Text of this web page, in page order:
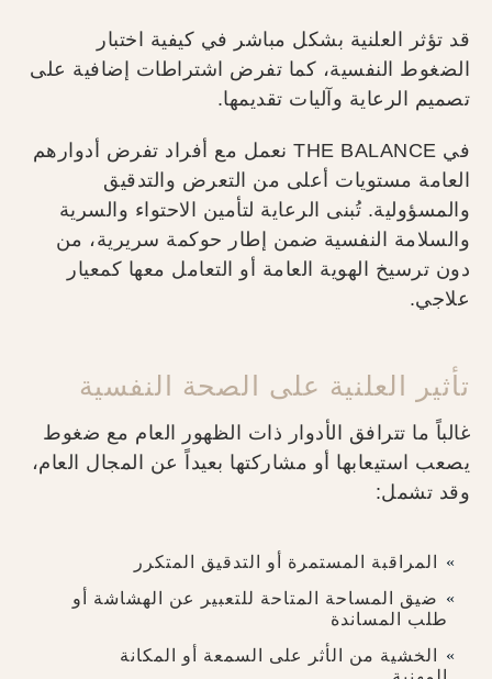
قد تؤثر العلنية بشكل مباشر في كيفية اختبار
الضغوط النفسية، كما تفرض اشتراطات إضافية على
تصميم الرعاية وآليات تقديمها.
في THE BALANCE نعمل مع أفراد تفرض أدوارهم
العامة مستويات أعلى من التعرض والتدقيق
والمسؤولية. تُبنى الرعاية لتأمين الاحتواء والسرية
والسلامة النفسية ضمن إطار حوكمة سريرية، من
دون ترسيخ الهوية العامة أو التعامل معها كمعيار
علاجي.
تأثير العلنية على الصحة النفسية
غالباً ما تترافق الأدوار ذات الظهور العام مع ضغوط
يصعب استيعابها أو مشاركتها بعيداً عن المجال العام،
وقد تشمل:
المراقبة المستمرة أو التدقيق المتكرر
ضيق المساحة المتاحة للتعبير عن الهشاشة أو
طلب المساندة
الخشية من الأثر على السمعة أو المكانة